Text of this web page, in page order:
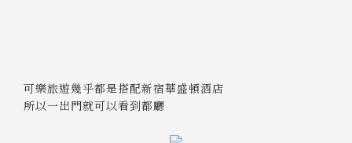
可樂旅遊幾乎都是搭配新宿華盛頓酒店
所以一出門就可以看到都廳